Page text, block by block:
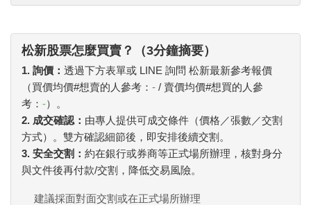
松新股票怎麼買賣？（3分鐘摘要）
1. 詢價： 透過下方表單或 LINE 詢問 松新最新參考報價
（買價均價#想賣的人參考： - / 賣價均價#想買的人參
考： -）。
2. 成交確認： 由專人提供可成交條件（價格／張數／交割
方式）。雙方確認細節後，即安排後續交割。
3. 安全交割： 約在銀行或券商等正式場所辦理，核對身分
與文件後再付款/交割，降低交易風險。
建議採面對面交割或在正式場所辦理